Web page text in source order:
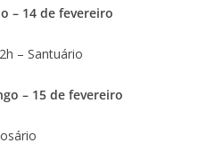
– 14 de fevereiro
– Santuário
– 15 de fevereiro